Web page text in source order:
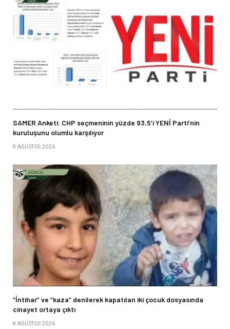
SAMER Anketi: CHP seçmeninin yüzde 93,5’i YENİ Parti’nin
kuruluşunu olumlu karşılıyor
8 AĞUSTOS 2026
“İntihar” ve “kaza” denilerek kapatılan iki çocuk dosyasında
cinayet ortaya çıktı
8 AĞUSTOS 2026